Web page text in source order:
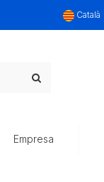
Català
Empresa